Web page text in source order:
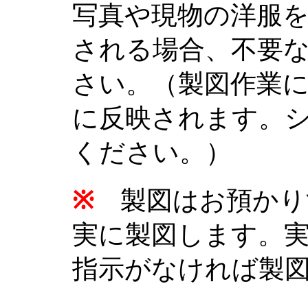
写真や現物の洋服
される場合、不要
さい。（製図作業
に反映されます。
ください。）
※ 製図はお預か
実に製図します。
指示がなければ製